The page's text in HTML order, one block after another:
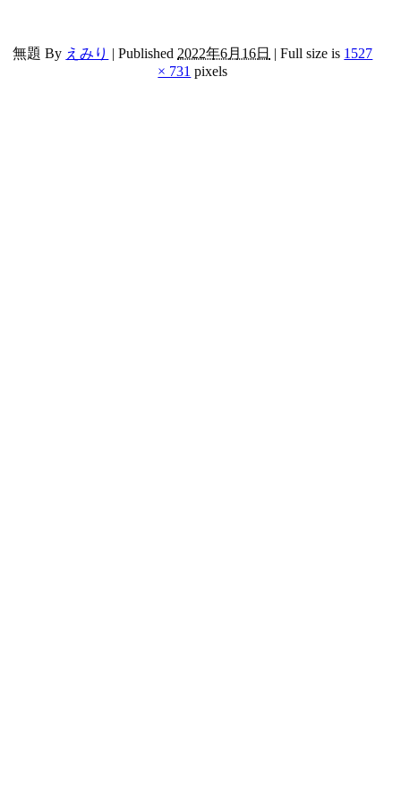
無題 By えみり | Published 2022年6月16日 | Full size is 1527
× 731 pixels